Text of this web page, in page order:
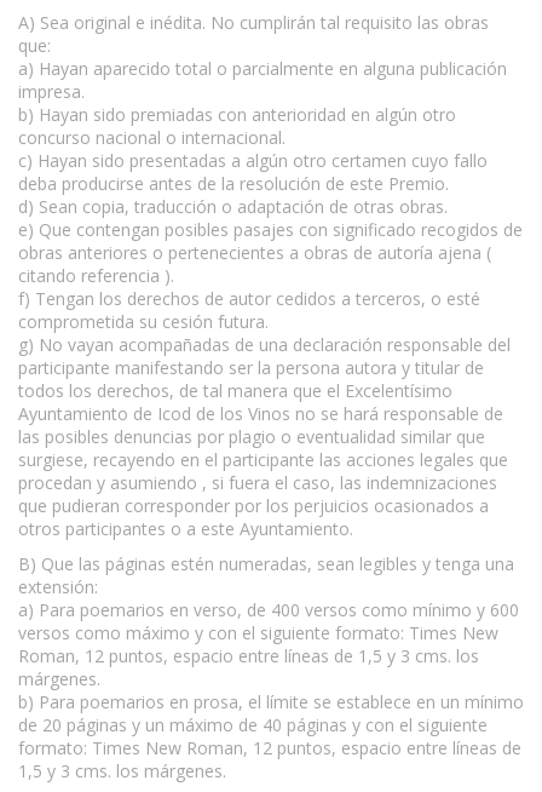
A) Sea original e inédita. No cumplirán tal requisito las obras
que:
a) Hayan aparecido total o parcialmente en alguna publicación
impresa.
b) Hayan sido premiadas con anterioridad en algún otro
concurso nacional o internacional.
c) Hayan sido presentadas a algún otro certamen cuyo fallo
deba producirse antes de la resolución de este Premio.
d) Sean copia, traducción o adaptación de otras obras.
e) Que contengan posibles pasajes con significado recogidos de
obras anteriores o pertenecientes a obras de autoría ajena (
citando referencia ).
f) Tengan los derechos de autor cedidos a terceros, o esté
comprometida su cesión futura.
g) No vayan acompañadas de una declaración responsable del
participante manifestando ser la persona autora y titular de
todos los derechos, de tal manera que el Excelentísimo
Ayuntamiento de Icod de los Vinos no se hará responsable de
las posibles denuncias por plagio o eventualidad similar que
surgiese, recayendo en el participante las acciones legales que
procedan y asumiendo , si fuera el caso, las indemnizaciones
que pudieran corresponder por los perjuicios ocasionados a
otros participantes o a este Ayuntamiento.
B) Que las páginas estén numeradas, sean legibles y tenga una
extensión:
a) Para poemarios en verso, de 400 versos como mínimo y 600
versos como máximo y con el siguiente formato: Times New
Roman, 12 puntos, espacio entre líneas de 1,5 y 3 cms. los
márgenes.
b) Para poemarios en prosa, el límite se establece en un mínimo
de 20 páginas y un máximo de 40 páginas y con el siguiente
formato: Times New Roman, 12 puntos, espacio entre líneas de
1,5 y 3 cms. los márgenes.